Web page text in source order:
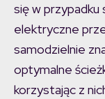
się w przypadku
elektryczne
samodzielnie
optymalne
korzystając z